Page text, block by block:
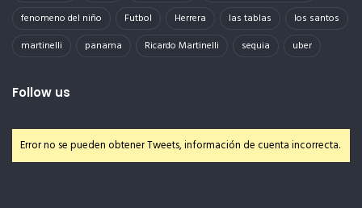
fenomeno del niño
Futbol Herrera las tablas
los santos
martinelli
panama Ricardo Martinelli sequia uber
Follow us
Error no se pueden obtener Tweets, información de cuenta incorrecta.